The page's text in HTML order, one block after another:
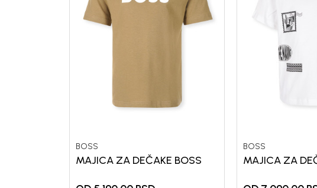
BOSS
MAJICA ZA DEČAKE BOSS
BOSS
MAJICA ZA